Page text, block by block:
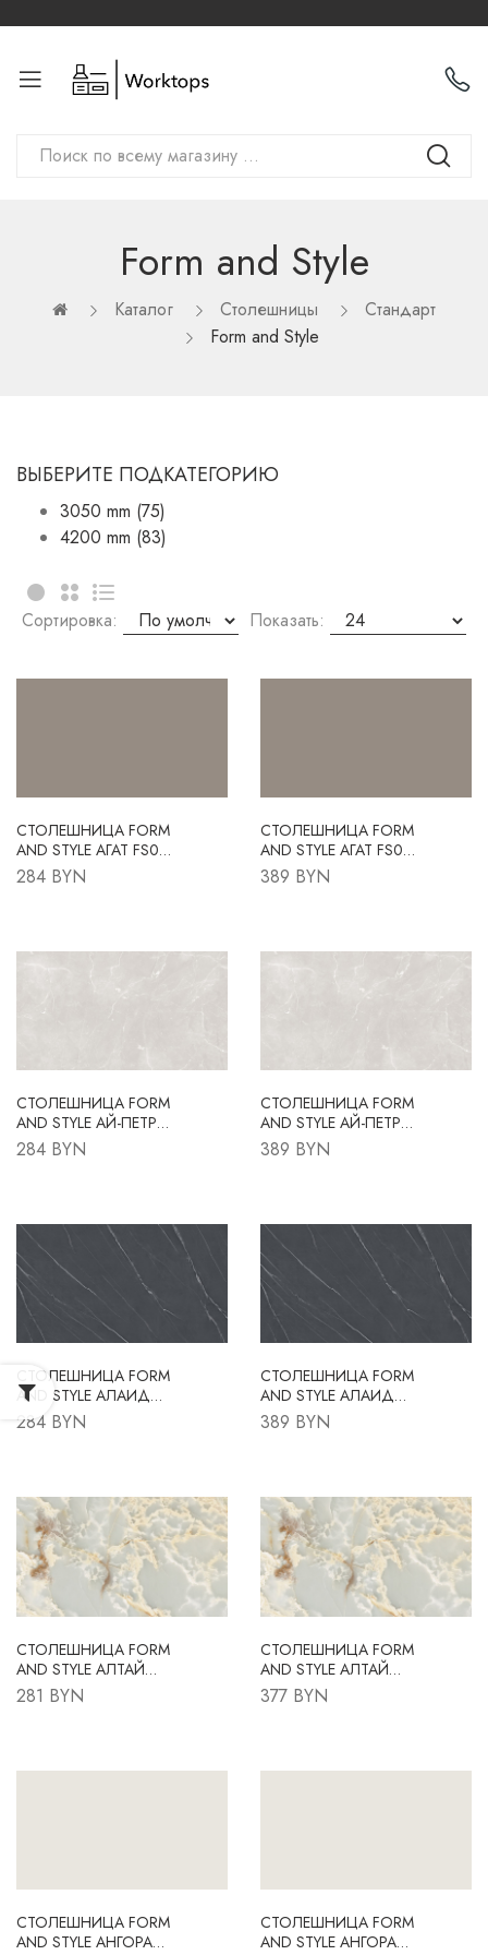
Form and Style
Каталог Столешницы
Стандарт
Form and Style
ВЫБЕРИТЕ ПОДКАТЕГОРИЮ
3050 mm (75)
4200 mm (83)
Сортировка: Показать:
СТОЛЕШНИЦА FORM
AND STYLE АГАТ FS013
S4 3050X600X38 R3
284 BYN
СТОЛЕШНИЦА FORM
AND STYLE АГАТ FS013
S4 4200X600X38 R3
389 BYN
СТОЛЕШНИЦА FORM
AND STYLE АЙ-ПЕТРИ
FS114 B2 3050X600X38
R3
284 BYN
СТОЛЕШНИЦА FORM
AND STYLE АЙ-ПЕТРИ
FS114 B2 4200X600X38
R3
389 BYN
СТОЛЕШНИЦА FORM
AND STYLE АЛАИД
FS205 S1
3050X600X38 R3
284 BYN
СТОЛЕШНИЦА FORM
AND STYLE АЛАИД
FS205 S1
4200X600X38 R3
389 BYN
СТОЛЕШНИЦА FORM
AND STYLE АЛТАЙ
FS152 B6
3050X600X38 R3
281 BYN
СТОЛЕШНИЦА FORM
AND STYLE АЛТАЙ
FS152 B6
4200X600X38 R3
377 BYN
СТОЛЕШНИЦА FORM
AND STYLE АНГОРА
СТОЛЕШНИЦА FORM
AND STYLE АНГОРА